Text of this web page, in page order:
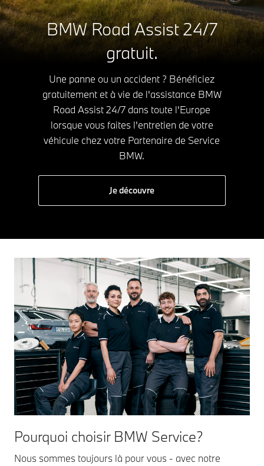
BMW Road Assist 24/7
gratuit.
Une panne ou un accident ? Bénéficiez
gratuitement et à vie de l'assistance BMW
Road Assist 24/7 dans toute l'Europe
lorsque vous faites l'entretien de votre
véhicule chez votre Partenaire de Service
BMW.
Je découvre
Pourquoi choisir BMW Service?
Nous sommes toujours là pour vous - avec notre